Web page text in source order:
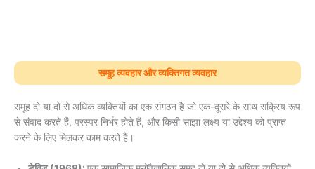
समूह व्यवहार और व्यक्तिगत व्यवहार
समूह दो या दो से अधिक व्यक्तियों का एक संगठन है जो एक-दूसरे के साथ सक्रिय रूप
से संवाद करते हैं, परस्पर निर्भर होते हैं, और किसी साझा लक्ष्य या उद्देश्य को प्राप्त
करने के लिए मिलकर काम करते हैं।